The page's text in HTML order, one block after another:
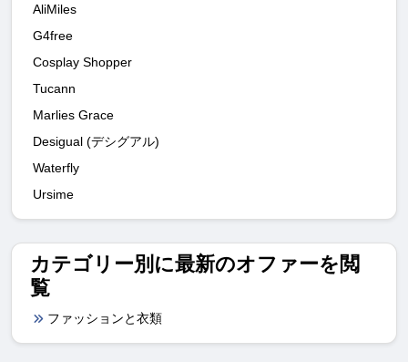
AliMiles
G4free
Cosplay Shopper
Tucann
Marlies Grace
Desigual (デシグアル)
Waterfly
Ursime
カテゴリー別に最新のオファーを閲
覧
ファッションと衣類